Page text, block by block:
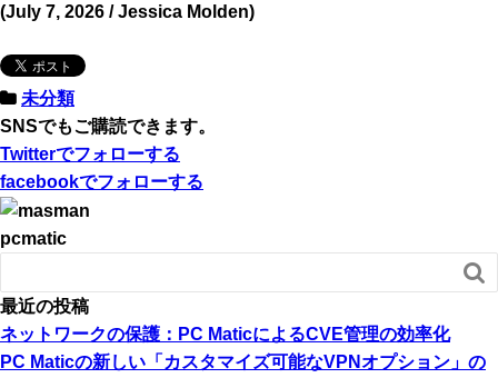
(July 7, 2026 / Jessica Molden)
未分類
SNSでもご購読できます。
Twitterでフォローする
facebookでフォローする
pcmatic

最近の投稿
ネットワークの保護：PC MaticによるCVE管理の効率化
PC Maticの新しい「カスタマイズ可能なVPNオプション」の